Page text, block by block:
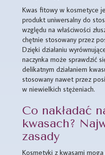
Kwas fitowy w kosmetyce
produkt uniwersalny do
względu na właściwości
chętnie stosowany przez
Dzięki działaniu
naczynka może sprawdzić
delikatnym działaniem
stosowany nawet przez
w niewielkich stężeniach.
Co nakładać
kwasach?
zasady
Kosmetyki z kwasami